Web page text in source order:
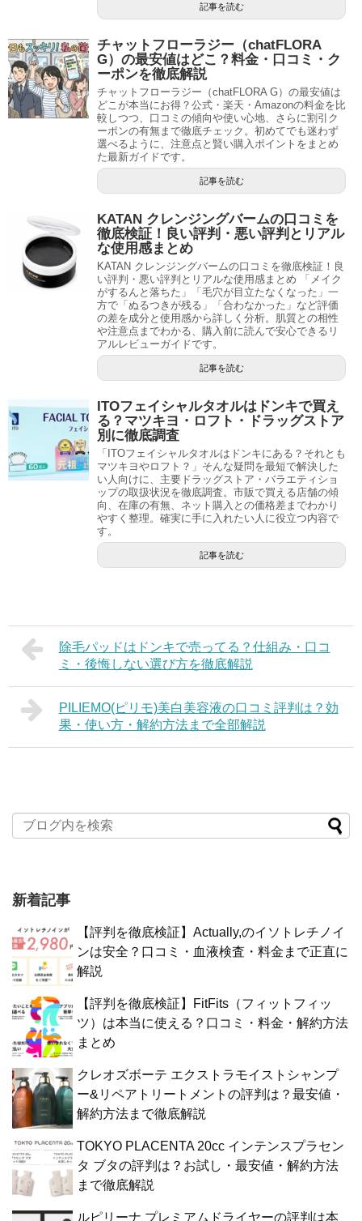
記事を読む
チャットフローラジー（chatFLORA
G）の最安値はどこ？料金・口コミ・ク
ーポンを徹底解説
チャットフローラジー（chatFLORA G）の最安値は
どこが本当にお得？公式・楽天・Amazonの料金を比
較しつつ、口コミの傾向や使い心地、さらに割引ク
ーポンの有無まで徹底チェック。初めてでも迷わず
選べるように、注意点と賢い購入ポイントをまとめ
た最新ガイドです。
記事を読む
KATAN クレンジングバームの口コミを
徹底検証！良い評判・悪い評判とリアル
な使用感まとめ
KATAN クレンジングバームの口コミを徹底検証！良
い評判・悪い評判とリアルな使用感まとめ 「メイク
がするんと落ちた」「毛穴が目立たなくなった」一
方で「ぬるつきが残る」「合わなかった」など評価
の差を成分と使用感から詳しく分析。肌質との相性
や注意点までわかる、購入前に読んで安心できるリ
アルレビューガイドです。
記事を読む
ITOフェイシャルタオルはドンキで買え
る？マツキヨ・ロフト・ドラッグストア
別に徹底調査
「ITOフェイシャルタオルはドンキにある？それとも
マツキヨやロフト？」そんな疑問を最短で解決した
い人向けに、主要ドラッグストア・バラエティショ
ップの取扱状況を徹底調査。市販で買える店舗の傾
向、在庫の有無、ネット購入との価格差までわかり
やすく整理。確実に手に入れたい人に役立つ内容で
す。
記事を読む
除毛パッドはドンキで売ってる？仕組み・口コ
ミ・後悔しない選び方を徹底解説
PILIEMO(ピリモ)美白美容液の口コミ評判は？効
果・使い方・解約方法まで全部解説
新着記事
【評判を徹底検証】Actually,のイソトレチノイ
ンは安全？口コミ・血液検査・料金まで正直に
解説
【評判を徹底検証】FitFits（フィットフィッ
ツ）は本当に使える？口コミ・料金・解約方法
まとめ
クレオズボーテ エクストラモイストシャンプ
ー&リペアトリートメントの評判は？最安値・
解約方法まで徹底解説
TOKYO PLACENTA 20cc インテンスプラセン
タ ブタの評判は？お試し・最安値・解約方法
まで徹底解説
ルピリーナ プレミアムドライヤーの評判は本